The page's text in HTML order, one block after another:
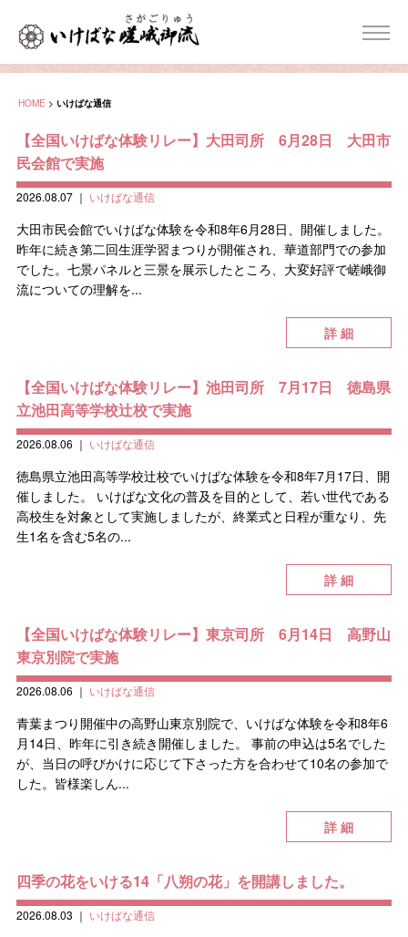
HOME > いけばな通信
【全国いけばな体験リレー】大田司所 6月28日 大田市
民会館で実施
2026.08.07｜ いけばな通信
大田市民会館でいけばな体験を令和8年6月28日、開催しました。
昨年に続き第二回生涯学習まつりが開催され、華道部門での参加
でした。七景パネルと三景を展示したところ、大変好評で嵯峨御
流についての理解を...
詳 細
【全国いけばな体験リレー】池田司所 7月17日 徳島県
立池田高等学校辻校で実施
2026.08.06 ｜ いけばな通信
徳島県立池田高等学校辻校でいけばな体験を令和8年7月17日、開
催しました。 いけばな文化の普及を目的として、若い世代である
高校生を対象として実施しましたが、終業式と日程が重なり、先
生1名を含む5名の...
詳 細
【全国いけばな体験リレー】東京司所 6月14日 高野山
東京別院で実施
2026.08.06 ｜ いけばな通信
青葉まつり開催中の高野山東京別院で、いけばな体験を令和8年6
月14日、昨年に引き続き開催しました。 事前の申込は5名でした
が、当日の呼びかけに応じて下さった方を合わせて10名の参加で
した。皆様楽しん...
詳 細
四季の花をいける14「八朔の花」を開講しました。
2026.08.03 ｜ いけばな通信